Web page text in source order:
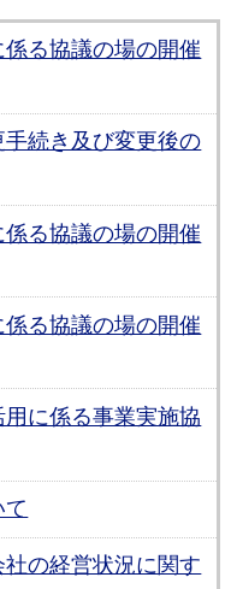
係る協議の場の開催
手続き及び変更後の
係る協議の場の開催
係る協議の場の開催
に係る事業実施協
の経営状況に関す